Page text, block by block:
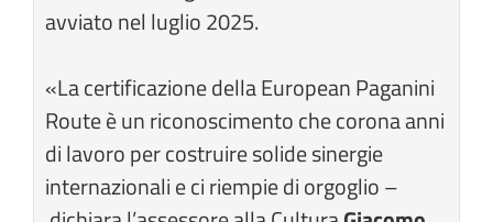
avviato nel luglio 2025.
«La certificazione della European Paganini
Route è un riconoscimento che corona anni
di lavoro per costruire solide sinergie
internazionali e ci riempie di orgoglio –